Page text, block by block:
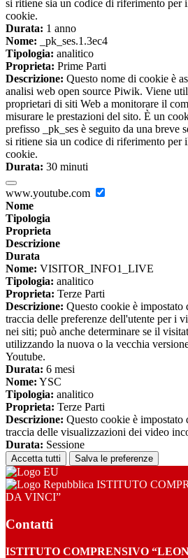
si ritiene sia un codice di riferimento per
cookie.
Durata: 1 anno
Nome: _pk_ses.1.3ec4
Tipologia: analitico
Proprieta: Prime Parti
Descrizione: Questo nome di cookie è
analisi web open source Piwik. Viene
proprietari di siti Web a monitorare il
misurare le prestazioni del sito. È un
prefisso _pk_ses è seguito da una breve
si ritiene sia un codice di riferimento per
cookie.
Durata: 30 minuti
www.youtube.com
Nome
Tipologia
Proprieta
Descrizione
Durata
Nome: VISITOR_INFO1_LIVE
Tipologia: analitico
Proprieta: Terze Parti
Descrizione: Questo cookie è impostato
traccia delle preferenze dell'utente per i
nei siti; può anche determinare se il
utilizzando la nuova o la vecchia
Youtube.
Durata: 6 mesi
Nome: YSC
Tipologia: analitico
Proprieta: Terze Parti
Descrizione: Questo cookie è impostato
traccia delle visualizzazioni dei video
Durata: Sessione
Accetta tutti Salva le preferenze
ISTITUTO
DA VINCI”
Contatti
ISTITUTO COMPRENSIVO